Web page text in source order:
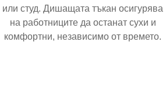
или студ. Дишащата тъкан осигурява
на работниците да останат сухи и
комфортни, независимо от времето.